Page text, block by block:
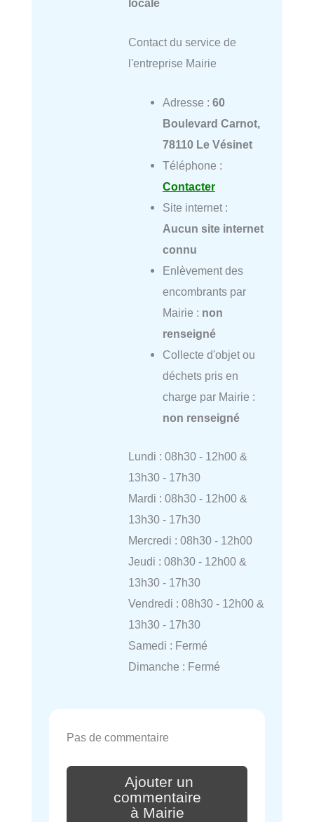
locale
Contact du service de
l'entreprise Mairie
Adresse : 60
Boulevard Carnot,
78110 Le Vésinet
Téléphone :
Contacter
Site internet :
Aucun site internet
connu
Enlèvement des
encombrants par
Mairie : non
renseigné
Collecte d'objet ou
déchets pris en
charge par Mairie :
non renseigné
Lundi : 08h30 - 12h00 &
13h30 - 17h30
Mardi : 08h30 - 12h00 &
13h30 - 17h30
Mercredi : 08h30 - 12h00
Jeudi : 08h30 - 12h00 &
13h30 - 17h30
Vendredi : 08h30 - 12h00 &
13h30 - 17h30
Samedi : Fermé
Dimanche : Fermé
Pas de commentaire
Ajouter un
commentaire
à Mairie